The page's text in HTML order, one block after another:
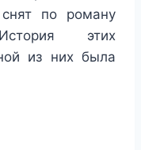
по роману
этих
из них была